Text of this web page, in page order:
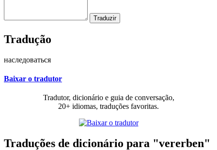
Tradução
наследоваться
Baixar o tradutor
Tradutor, dicionário e guia de conversação,
20+ idiomas, traduções favoritas.
Traduções de dicionário para "vererben"